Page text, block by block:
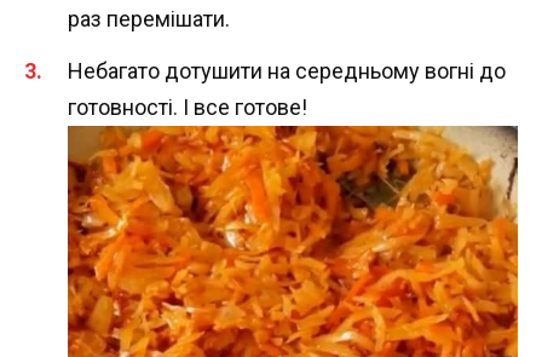
раз перемішати.
Небагато дотушити на середньому вогні до
готовності. І все готове!